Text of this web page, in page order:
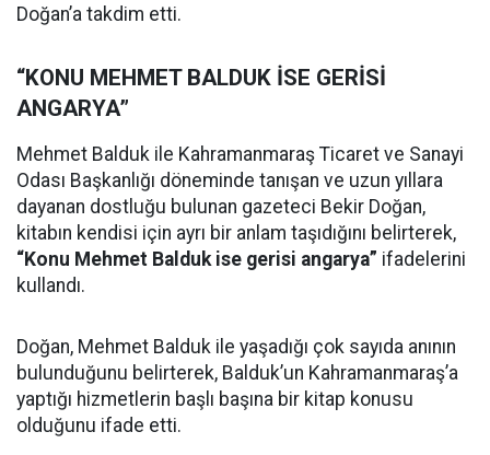
Doğan’a takdim etti.
“KONU MEHMET BALDUK İSE GERİSİ
ANGARYA”
Mehmet Balduk ile Kahramanmaraş Ticaret ve Sanayi
Odası Başkanlığı döneminde tanışan ve uzun yıllara
dayanan dostluğu bulunan gazeteci Bekir Doğan,
kitabın kendisi için ayrı bir anlam taşıdığını belirterek,
“Konu Mehmet Balduk ise gerisi angarya” ifadelerini
kullandı.
Doğan, Mehmet Balduk ile yaşadığı çok sayıda anının
bulunduğunu belirterek, Balduk’un Kahramanmaraş’a
yaptığı hizmetlerin başlı başına bir kitap konusu
olduğunu ifade etti.